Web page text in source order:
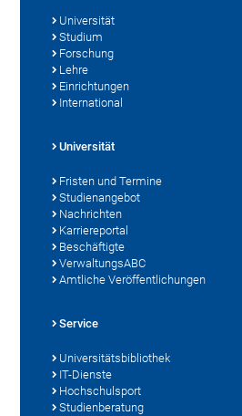
Universität
Studium
Forschung
Lehre
Einrichtungen
International
Universität
Fristen und Termine
Studienangebot
Nachrichten
Karriereportal
Beschäftigte
VerwaltungsABC
Amtliche Veröffentlichungen
Service
Universitätsbibliothek
IT-Dienste
Hochschulsport
Studienberatung